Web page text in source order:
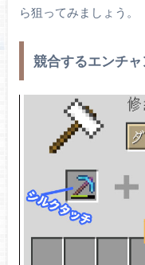
ら狙ってみましょう。
競合するエンチャ